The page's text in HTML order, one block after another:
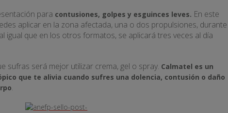
para contusiones, golpes y esguinces leves. En este
aplicar en la zona afectada, una o dos propulsiones, durante
igual que en los otros formatos, se aplicará tres veces al día
sufras será mejor utilizar crema, gel o spray. Calmatel es un
que te alivia cuando sufres una dolencia, contusión o daño
.